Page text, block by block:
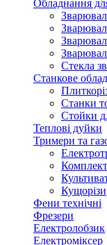
Обладнання
Стекла
Станкове
Станки
Стойки
Теплові дуйки
Тримери та
Кущорізи
Фени технічні
Фрезери
Електролобзик
Електроміксер